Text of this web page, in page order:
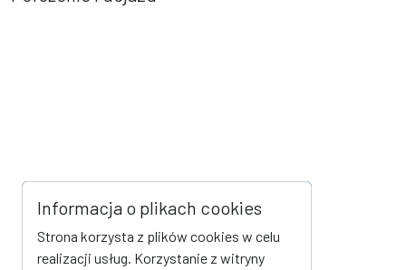
Informacja o plikach cookies
Strona korzysta z plików cookies w celu
realizacji usług. Korzystanie z witryny